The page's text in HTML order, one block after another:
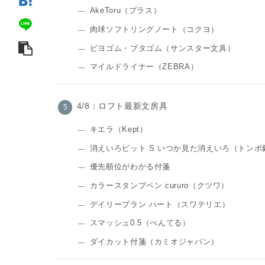
AkeToru（プラス）
肉球ソフトリングノート（コクヨ）
ピヨゴム・ブタゴム（サンスター文具）
マイルドライナー（ZEBRA）
4/8：ロフト最新文房具
キエラ（Kept）
消えいろピット S いつか見た消えいろ（トンボ
優先順位がわかる付箋
カラースタンプペン cururo（クツワ）
デイリープラン ハート（スワテリエ）
スマッシュ0.5（ぺんてる）
ダイカット付箋（カミオジャパン）